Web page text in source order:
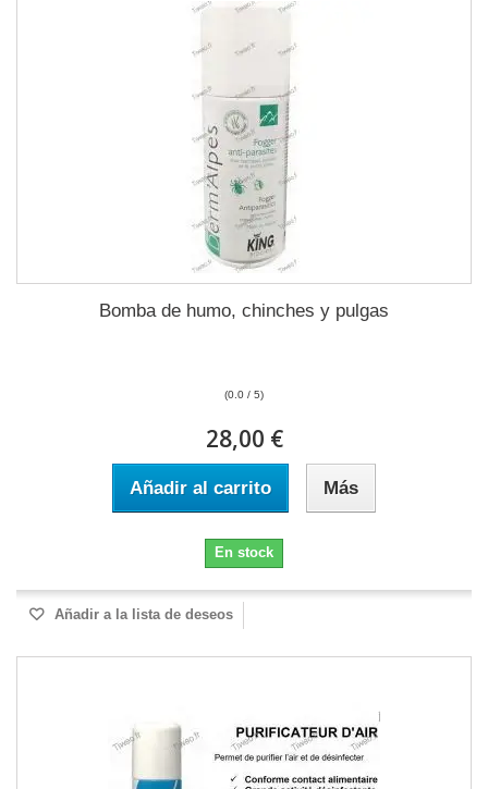
Bomba de humo, chinches y pulgas
(0.0 / 5)
28,00 €
Añadir al carrito Más
En stock
Añadir a la lista de deseos